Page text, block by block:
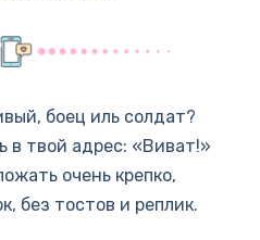
боец иль солдат?
в твой адрес: «Виват!»
очень крепко,
без тостов и реплик.